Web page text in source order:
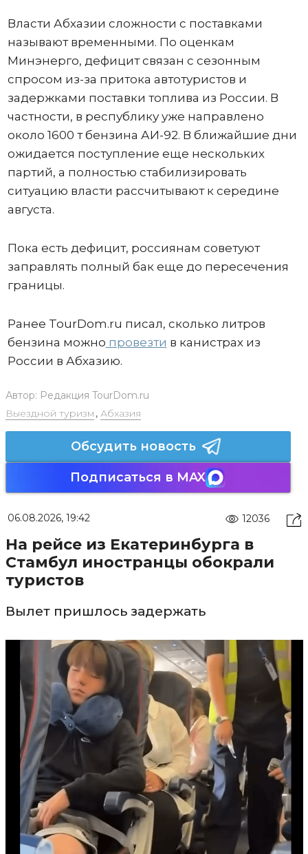
Власти Абхазии сложности с поставками
называют временными. По оценкам
Минэнерго, дефицит связан с сезонным
спросом из-за притока автотуристов и
задержками поставки топлива из России. В
частности, в республику уже направлено
около 1600 т бензина АИ-92. В ближайшие дни
ожидается поступление еще нескольких
партий, а полностью стабилизировать
ситуацию власти рассчитывают к середине
августа.
Пока есть дефицит, россиянам советуют
заправлять полный бак еще до пересечения
границы.
Ранее TourDom.ru писал, сколько литров
бензина можно провезти в канистрах из
России в Абхазию.
Автор: Редакция TourDom.ru
Выездной туризм , Абхазия
Обсудить новость
Подписаться в MAX
06.08.2026, 19:42 12036
На рейсе из Екатеринбурга в
Стамбул иностранцы обокрали
туристов
Вылет пришлось задержать